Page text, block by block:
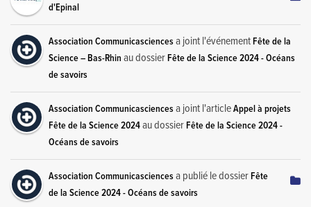
d'Epinal
Association Communicasciences a joint l'événementFête de la
Science – Bas-Rhin au dossierFête de la Science 2024 - Océans
de savoirs
Association Communicasciences a joint l'articleAppel à projets
Fête de la Science 2024au dossierFête de la Science 2024 -
Océans de savoirs
Association Communicasciences a publié le dossierFête
de la Science 2024 - Océans de savoirs